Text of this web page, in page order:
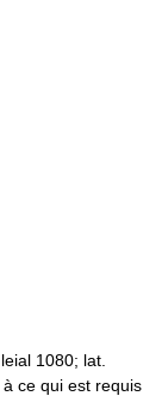
1080; lat.
ce qui est requis